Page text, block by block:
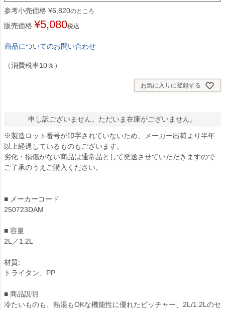
参考小売価格 ¥6,820のところ
販売価格 ¥5,080税込
商品についてのお問い合わせ
（消費税率10％）
お気に入りに登録する
申し訳ございません。ただいま在庫がございません。
※製造ロット番号が印字されていないため、メーカー出荷より半年
以上経過しているものもございます。
劣化・損傷がない商品は通常品として発送させていただきますので
ご了承のうえご購入ください。
■ メーカーコード
250723DAM
■ 容量
2L／1.2L
材質:
トライタン、PP
■ 商品説明
冷たいものも、熱湯もOKな機能性に優れたピッチャー、2L/1.2Lのセ